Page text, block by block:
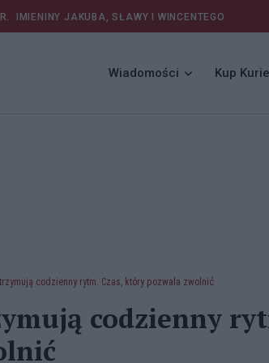
IMIENINY JAKUBA, SŁAWY I WINCENTEGO
Wiadomości Kup
codzienny rytm. Czas, który pozwala zwolnić
codzienny